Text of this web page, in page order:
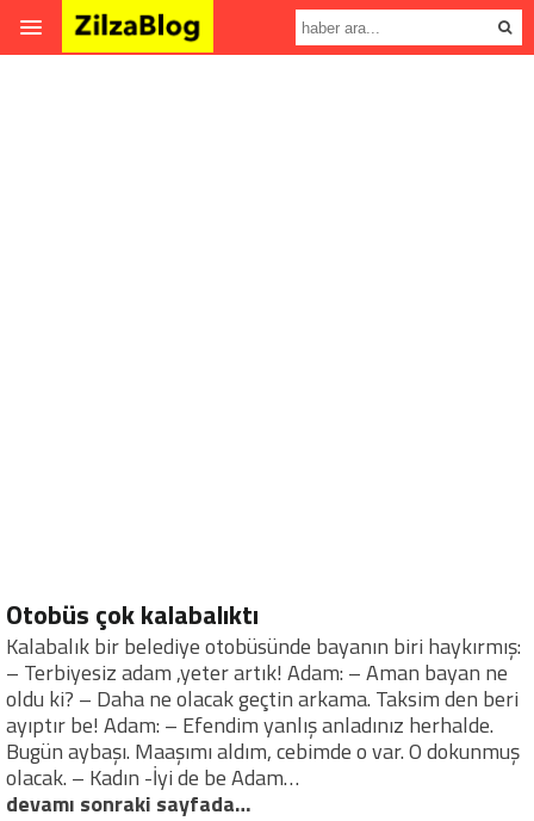
Otobüs çok kalabalıktı
Kalabalık bir belediye otobüsünde bayanın biri haykırmış:
– Terbiyesiz adam ,yeter artık! Adam: – Aman bayan ne
oldu ki? – Daha ne olacak geçtin arkama. Taksim den beri
ayıptır be! Adam: – Efendim yanlış anladınız herhalde.
Bugün aybaşı. Maaşımı aldım, cebimde o var. O dokunmuş
olacak. – Kadın -İyi de be Adam…
devamı sonraki sayfada…